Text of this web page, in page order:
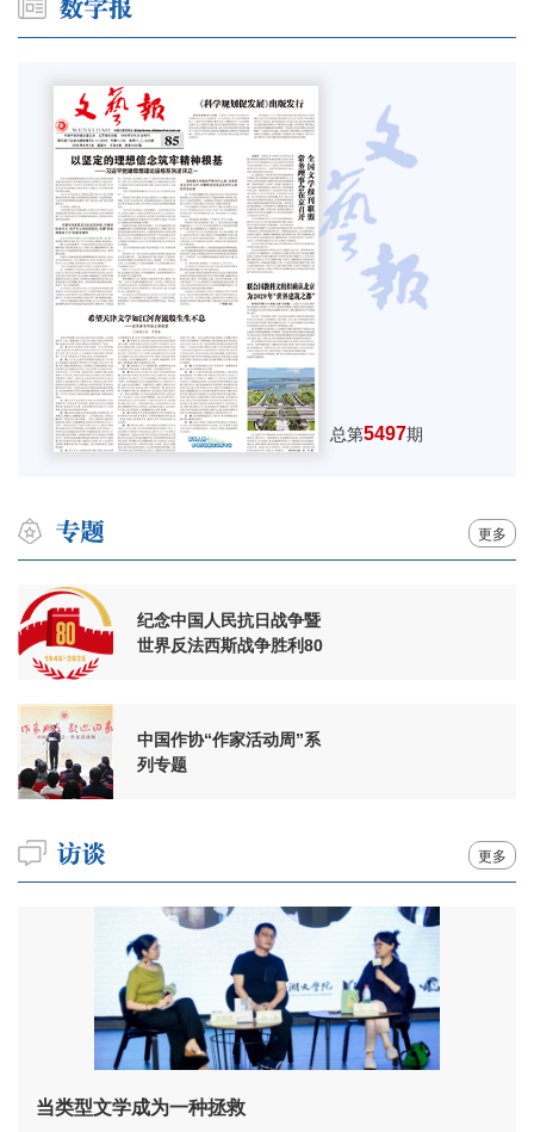
总第5497期
更多
纪念中国人民抗日战争暨
世界反法西斯战争胜利80
中国作协“作家活动周”系
列专题
更多
当类型文学成为一种拯救